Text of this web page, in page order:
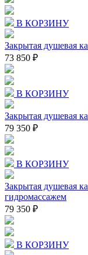
В КОРЗИНУ
Закрытая душевая
73 850 ₽
В КОРЗИНУ
Закрытая душевая
79 350 ₽
В КОРЗИНУ
Закрытая душевая
гидромассажем
79 350 ₽
В КОРЗИНУ